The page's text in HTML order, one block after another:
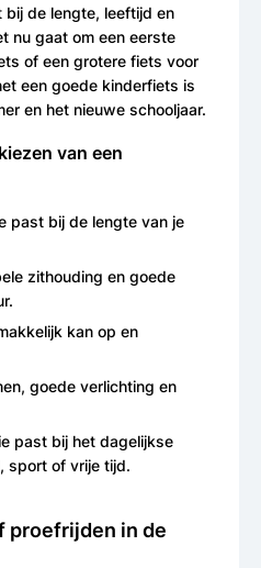
de lengte, leeftijd en
nu gaat om een eerste
of een grotere fiets voor
een goede kinderfiets is
en het nieuwe schooljaar.
van een
past bij de lengte van je
zithouding en goede
kan op en
goede verlichting en
past bij het dagelijkse
sport of vrije tijd.
proefrijden in de